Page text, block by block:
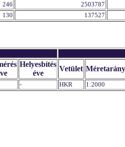
246 2503787
130 137527
Helyesbítés
éve
Vetület Méretarány
- HKR 1:2000